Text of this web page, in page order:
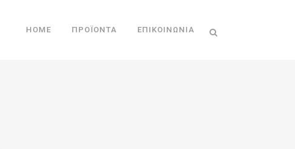
HOME ΠΡΟΪΌΝΤΑ ΕΠΙΚΟΙΝΩΝΊΑ